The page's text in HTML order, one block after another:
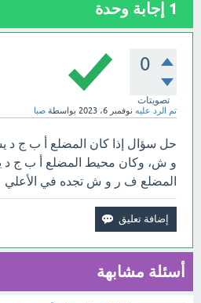
1 إجابة وحدة
0
تصويتات
تم الرد عليه نوفمبر 6، 2023 بواسطة صبا
حل سؤال إذا كان المضلع أ ب ج د
المضلع ف ر و ش تجده في الأعلي
أسئلة مشابهة